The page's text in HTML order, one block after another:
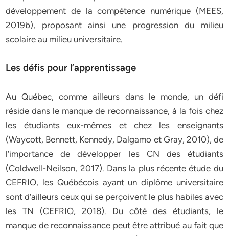
développement de la compétence numérique (MEES,
2019b), proposant ainsi une progression du milieu
scolaire au milieu universitaire.
Les défis pour l’apprentissage
Au Québec, comme ailleurs dans le monde, un défi
réside dans le manque de reconnaissance, à la fois chez
les étudiants eux-mêmes et chez les enseignants
(Waycott, Bennett, Kennedy, Dalgamo et Gray, 2010), de
l’importance de développer les CN des étudiants
(Coldwell-Neilson, 2017). Dans la plus récente étude du
CEFRIO, les Québécois ayant un diplôme universitaire
sont d’ailleurs ceux qui se perçoivent le plus habiles avec
les TN (CEFRIO, 2018). Du côté des étudiants, le
manque de reconnaissance peut être attribué au fait que